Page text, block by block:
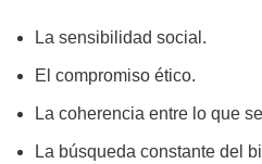
La sensibilidad social.
El compromiso ético.
La coherencia entre lo que
La búsqueda constante del